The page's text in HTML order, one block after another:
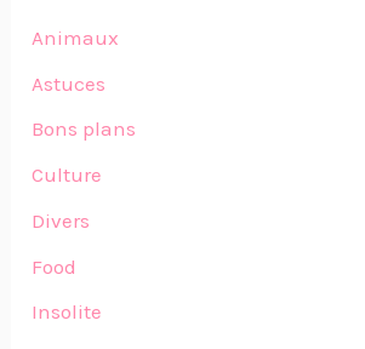
Animaux
Astuces
Bons plans
Culture
Divers
Food
Insolite